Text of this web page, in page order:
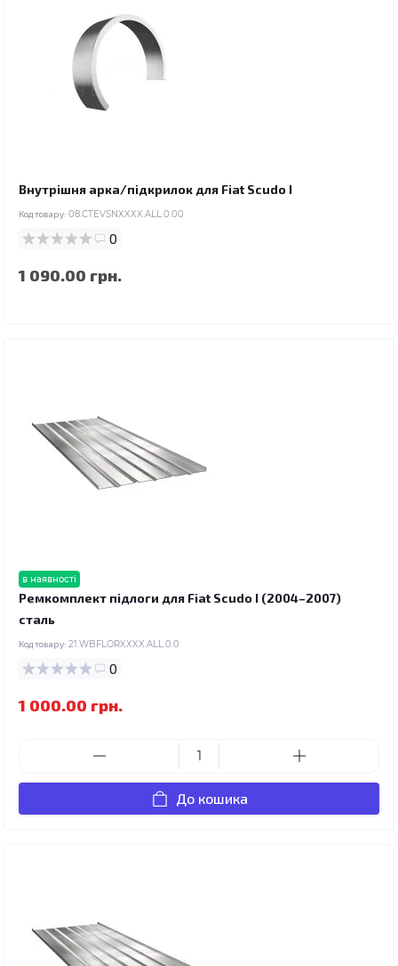
Внутрішня арка/підкрилок для Fiat Scudo I
Код товару: 08.CTEVSNXXXX.ALL.0.00
0
1 090.00 грн.
в наявності
Ремкомплект підлоги для Fiat Scudo I (2004–2007)
сталь
Код товару: 21.WBFLORXXXX.ALL.0.0
0
1 000.00 грн.
До кошика